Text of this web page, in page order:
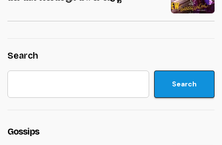
Search
Search
Gossips